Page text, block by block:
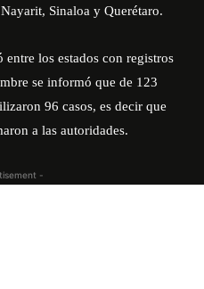
Sinaloa y Querétaro.
los estados con registros
se informó que de 123
96 casos, es decir que
a las autoridades.
-